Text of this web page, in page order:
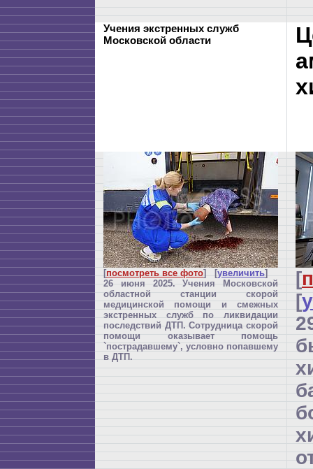
Учения экстренных служб
Московской области
[посмотреть все фото] [увеличить]
26 июня 2025. Учения Московской
областной станции скорой
медицинской помощи и смежных
экстренных служб по ликвидации
последствий ДТП. Сотрудница скорой
помощи оказывает помощь
`пострадавшему`, условно попавшему
в ДТП.
[
[